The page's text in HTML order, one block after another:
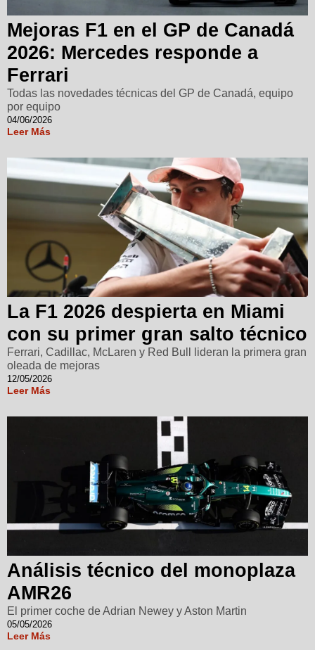
Mejoras F1 en el GP de Canadá
2026: Mercedes responde a
Ferrari
Todas las novedades técnicas del GP de Canadá, equipo
por equipo
04/06/2026
Leer Más
La F1 2026 despierta en Miami
con su primer gran salto técnico
Ferrari, Cadillac, McLaren y Red Bull lideran la primera gran
oleada de mejoras
12/05/2026
Leer Más
Análisis técnico del monoplaza
AMR26
El primer coche de Adrian Newey y Aston Martin
05/05/2026
Leer Más